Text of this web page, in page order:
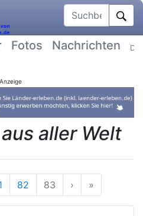
Suchbegriff
Fotos Nachrichten
Anzeige
aller Welt
82 83 › Nächste
»